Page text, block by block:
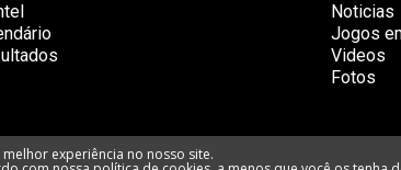
Noticias
Jogos
Videos
Fotos
experiência no nosso site.